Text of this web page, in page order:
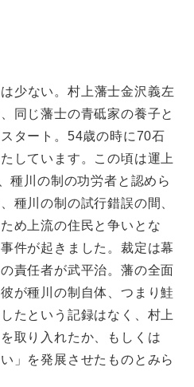
少ない。村上藩士金沢義左
同じ藩士の青砥家の養子と
タート。54歳の時に70石
しています。この頃は運上
種川の制の功労者と認めら
種川の制の試行錯誤の間、
め上流の住民と争いとな
件が起きました。裁定は幕
責任者が武平治。藩の全面
が種川の制自体、つまり鮭
たという記録はなく、村上
取り入れたか、もしくは
」を発展させたものとみら